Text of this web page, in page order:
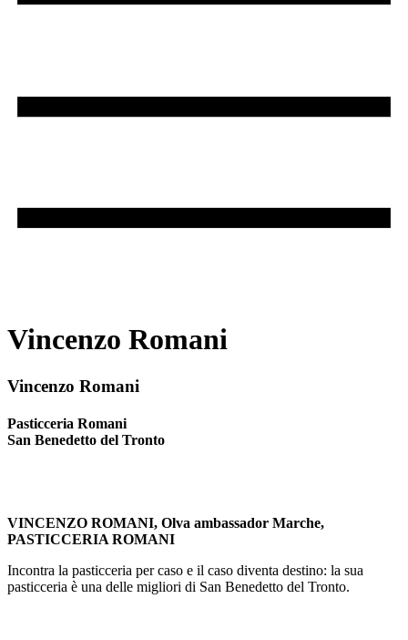
Vincenzo Romani
Vincenzo Romani
Pasticceria Romani
San Benedetto del Tronto
VINCENZO ROMANI, Olva ambassador Marche,
PASTICCERIA ROMANI
Incontra la pasticceria per caso e il caso diventa destino: la sua
pasticceria è una delle migliori di San Benedetto del Tronto.